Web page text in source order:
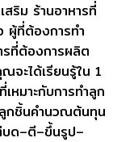
ริม ร้านอาหารที่
ผู้ที่ต้องการทำ
ที่ต้องการผลิต
ะได้เรียนรู้ใน 1
หมาะกับการทำลูก
กชิ้นคำนวณต้นทุน
ด–ตี–ขึ้นรูป–